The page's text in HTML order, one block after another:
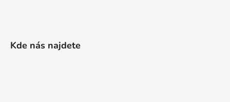
Kde nás najdete